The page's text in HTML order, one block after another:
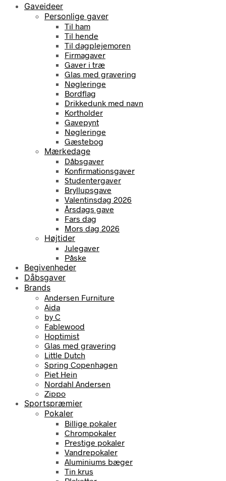
Gaveideer
Personlige gaver
Til ham
Til hende
Til dagplejemoren
Firmagaver
Gaver i træ
Glas med gravering
Nøgleringe
Bordflag
Drikkedunk med navn
Kortholder
Gavepynt
Nøgleringe
Gæstebog
Mærkedage
Dåbsgaver
Konfirmationsgaver
Studentergaver
Bryllupsgave
Valentinsdag 2026
Årsdags gave
Fars dag
Mors dag 2026
Højtider
Julegaver
Påske
Begivenheder
Dåbsgaver
Brands
Andersen Furniture
Aida
by C
Fablewood
Hoptimist
Glas med gravering
Little Dutch
Spring Copenhagen
Piet Hein
Nordahl Andersen
Zippo
Sportspræmier
Pokaler
Billige pokaler
Chrompokaler
Prestige pokaler
Vandrepokaler
Aluminiums bæger
Tin krus